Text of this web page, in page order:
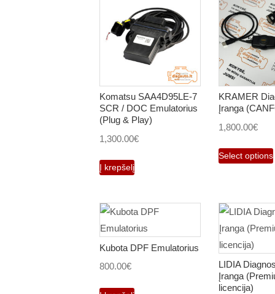
Komatsu SAA4D95LE-7
SCR / DOC Emulatorius
(Plug & Play)
1,300.00€
Į krepšelį
KRAMER
Įranga
1,800.00€
Select options
Kubota DPF Emulatorius
800.00€
LIDIA
Įranga
licencija)